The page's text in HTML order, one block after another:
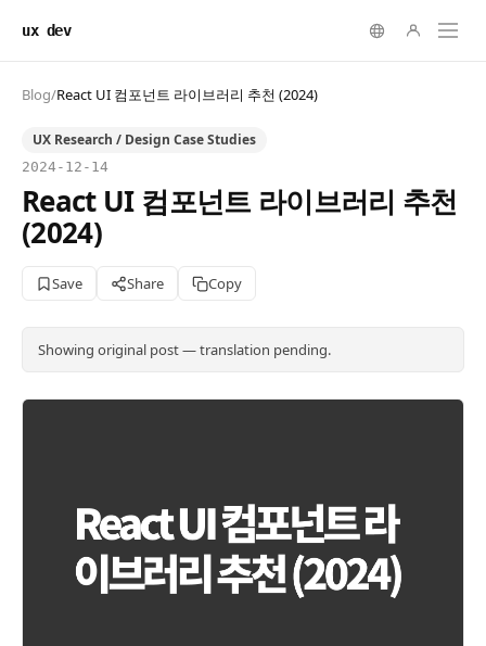
ux dev
Blog/React UI 컴포넌트 라이브러리 추천 (2024)
UX Research / Design Case Studies
2024-12-14
React UI 컴포넌트 라이브러리 추천
(2024)
Save Share Copy
Showing original post — translation pending.